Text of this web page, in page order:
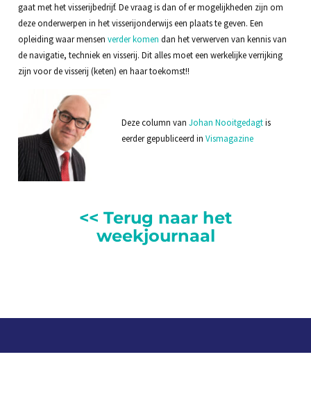
gaat met het visserijbedrijf. De vraag is dan of er mogelijkheden zijn om
deze onderwerpen in het visserijonderwijs een plaats te geven. Een
opleiding waar mensen verder komen dan het verwerven van kennis van
de navigatie, techniek en visserij. Dit alles moet een werkelijke verrijking
zijn voor de visserij (keten) en haar toekomst!!
Deze column van Johan Nooitgedagtis
eerder gepubliceerd in Vismagazine
<< Terug naar het
weekjournaal